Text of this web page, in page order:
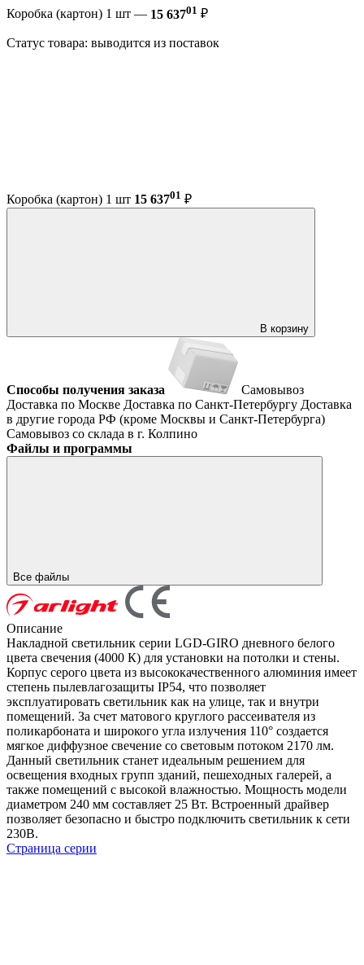
Коробка (картон) 1 шт — 15 63701 ₽
Статус товара: выводится из поставок
Коробка (картон) 1 шт 15 63701 ₽
В корзину
Способы получения заказа
Самовывоз
Доставка по Москве Доставка по Санкт-Петербургу Доставка
в другие города РФ (кроме Москвы и Санкт-Петербурга)
Самовывоз со склада в г. Колпино
Файлы и программы
Все файлы
Описание
Накладной светильник серии LGD-GIRO дневного белого
цвета свечения (4000 К) для установки на потолки и стены.
Корпус серого цвета из высококачественного алюминия имеет
степень пылевлагозащиты IP54, что позволяет
эксплуатировать светильник как на улице, так и внутри
помещений. За счет матового круглого рассеивателя из
поликарбоната и широкого угла излучения 110° создается
мягкое диффузное свечение со световым потоком 2170 лм.
Данный светильник станет идеальным решением для
освещения входных групп зданий, пешеходных галерей, а
также помещений с высокой влажностью. Мощность модели
диаметром 240 мм составляет 25 Вт. Встроенный драйвер
позволяет безопасно и быстро подключить светильник к сети
230В.
Страница серии